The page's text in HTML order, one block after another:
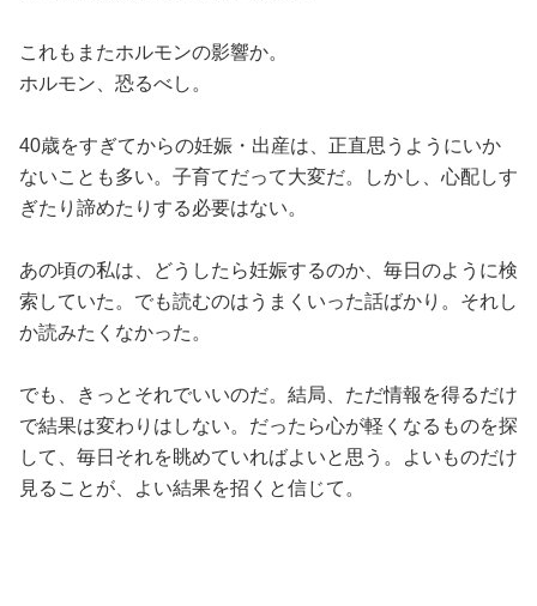
これもまたホルモンの影響か。
ホルモン、恐るべし。
40歳をすぎてからの妊娠・出産は、正直思うようにいか
ないことも多い。子育てだって大変だ。しかし、心配しす
ぎたり諦めたりする必要はない。
あの頃の私は、どうしたら妊娠するのか、毎日のように検
索していた。でも読むのはうまくいった話ばかり。それし
か読みたくなかった。
でも、きっとそれでいいのだ。結局、ただ情報を得るだけ
で結果は変わりはしない。だったら心が軽くなるものを探
して、毎日それを眺めていればよいと思う。よいものだけ
見ることが、よい結果を招くと信じて。